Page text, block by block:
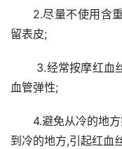
2.尽量不使用含
留表皮;
血管弹性;
4.避免从冷的地
到冷的地方,引起红血